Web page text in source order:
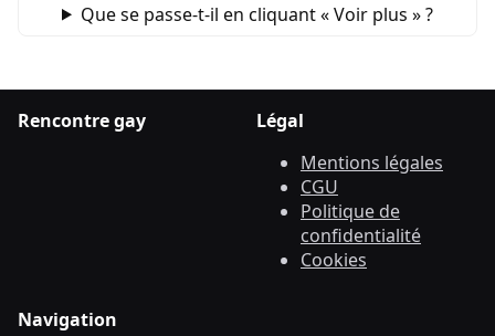
Que se passe‑t‑il en cliquant « Voir plus » ?
Rencontre gay
Légal
Mentions légales
CGU
Politique de
confidentialité
Cookies
Navigation